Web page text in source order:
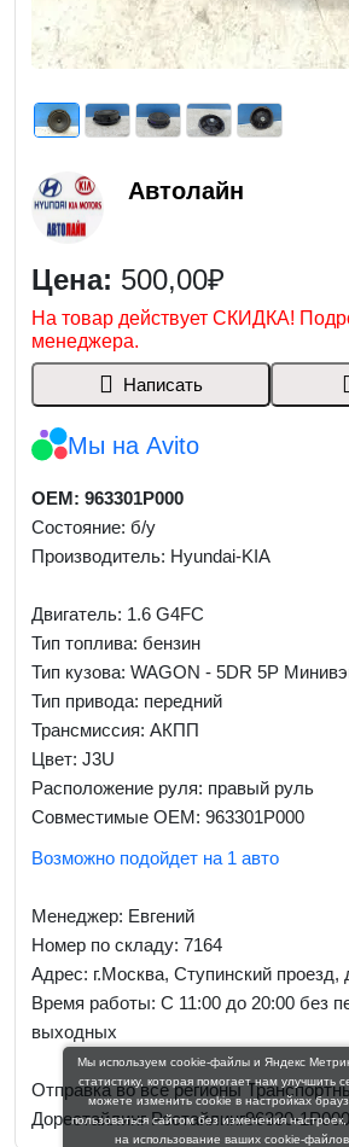
Автолайн
Цена: 500,00₽
На товар действует СКИДКА!
менеджера.
Написать
Мы на Avito
OEM: 963301P000
Состояние: б/у
Производитель: Hyundai-KIA
Двигатель: 1.6 G4FC
Тип топлива: бензин
Тип кузова: WAGON - 5DR 5P
Тип привода: передний
Трансмиссия: АКПП
Цвет: J3U
Расположение руля: правый руль
Совместимые OEM: 963301P000
Возможно подойдет на 1 авто
Менеджер: Евгений
Номер по складу: 7164
Адрес: г.Москва, Ступинский проезд,
Время работы: С 11:00 до 20:00 без
выходных
Отправка во все регионы
Дорестайлинг Рестайлинг96330-1P000
Мы используем cookie-файлы и Яндекс
статистику, которая помогает нам улучшить
можете изменить cookie в настройках
пользоваться сайтом без изменения
на использование ваших cookie-файлов.